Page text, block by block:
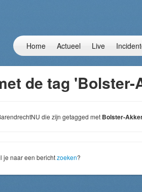
Home Actueel Live
de tag 'Bolster-
die zijn getagged met Bolster-
je naar een berichtzoeken?